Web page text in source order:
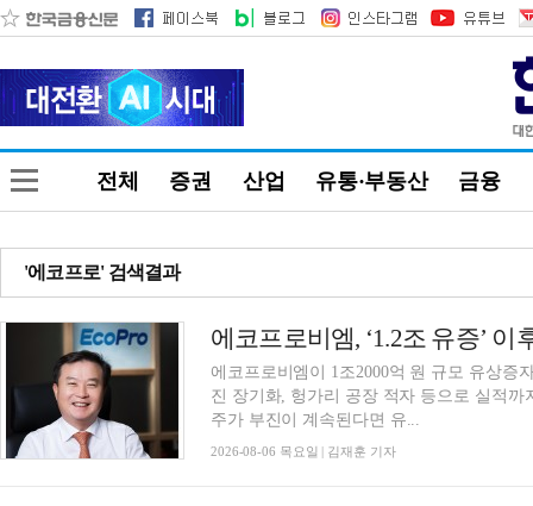
전체 증권 산업 유통·부동산 금융
'에코프로' 검색결과
에코프로비엠, ‘1.2조 유증’
에코프로비엠이 1조2000억 원 규모 유상증
진 장기화, 헝가리 공장 적자 등으로 실적
주가 부진이 계속된다면 유...
2026-08-06 목요일 | 김재훈 기자